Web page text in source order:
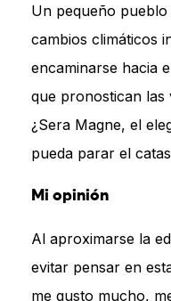
Un pequeño
cambios climáticos
encaminarse hacia
que pronostican las
¿Sera Magne, el
pueda parar el
Mi opinión
Al aproximarse la
evitar pensar en
me gusto mucho,